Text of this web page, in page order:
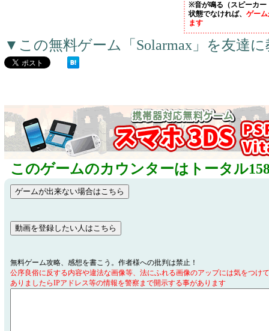
※音が鳴る（スピーカー
状態でなければ、 ゲー
ます
▼この無料ゲーム「Solarmax」を友達
このゲームのカウンターはトータル
無料ゲーム攻略、感想を書こう。作者様への批判は禁止！
公序良俗に反する内容や違法な画像等、法にふれる画像のアップには気をつけ
ありましたらIPアドレス等の情報を警察まで開示する事があります